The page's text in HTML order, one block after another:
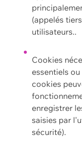
(appelés
utilisateurs..
Cookies
essentiels
cookies
enregistrer
saisies par
sécurité).